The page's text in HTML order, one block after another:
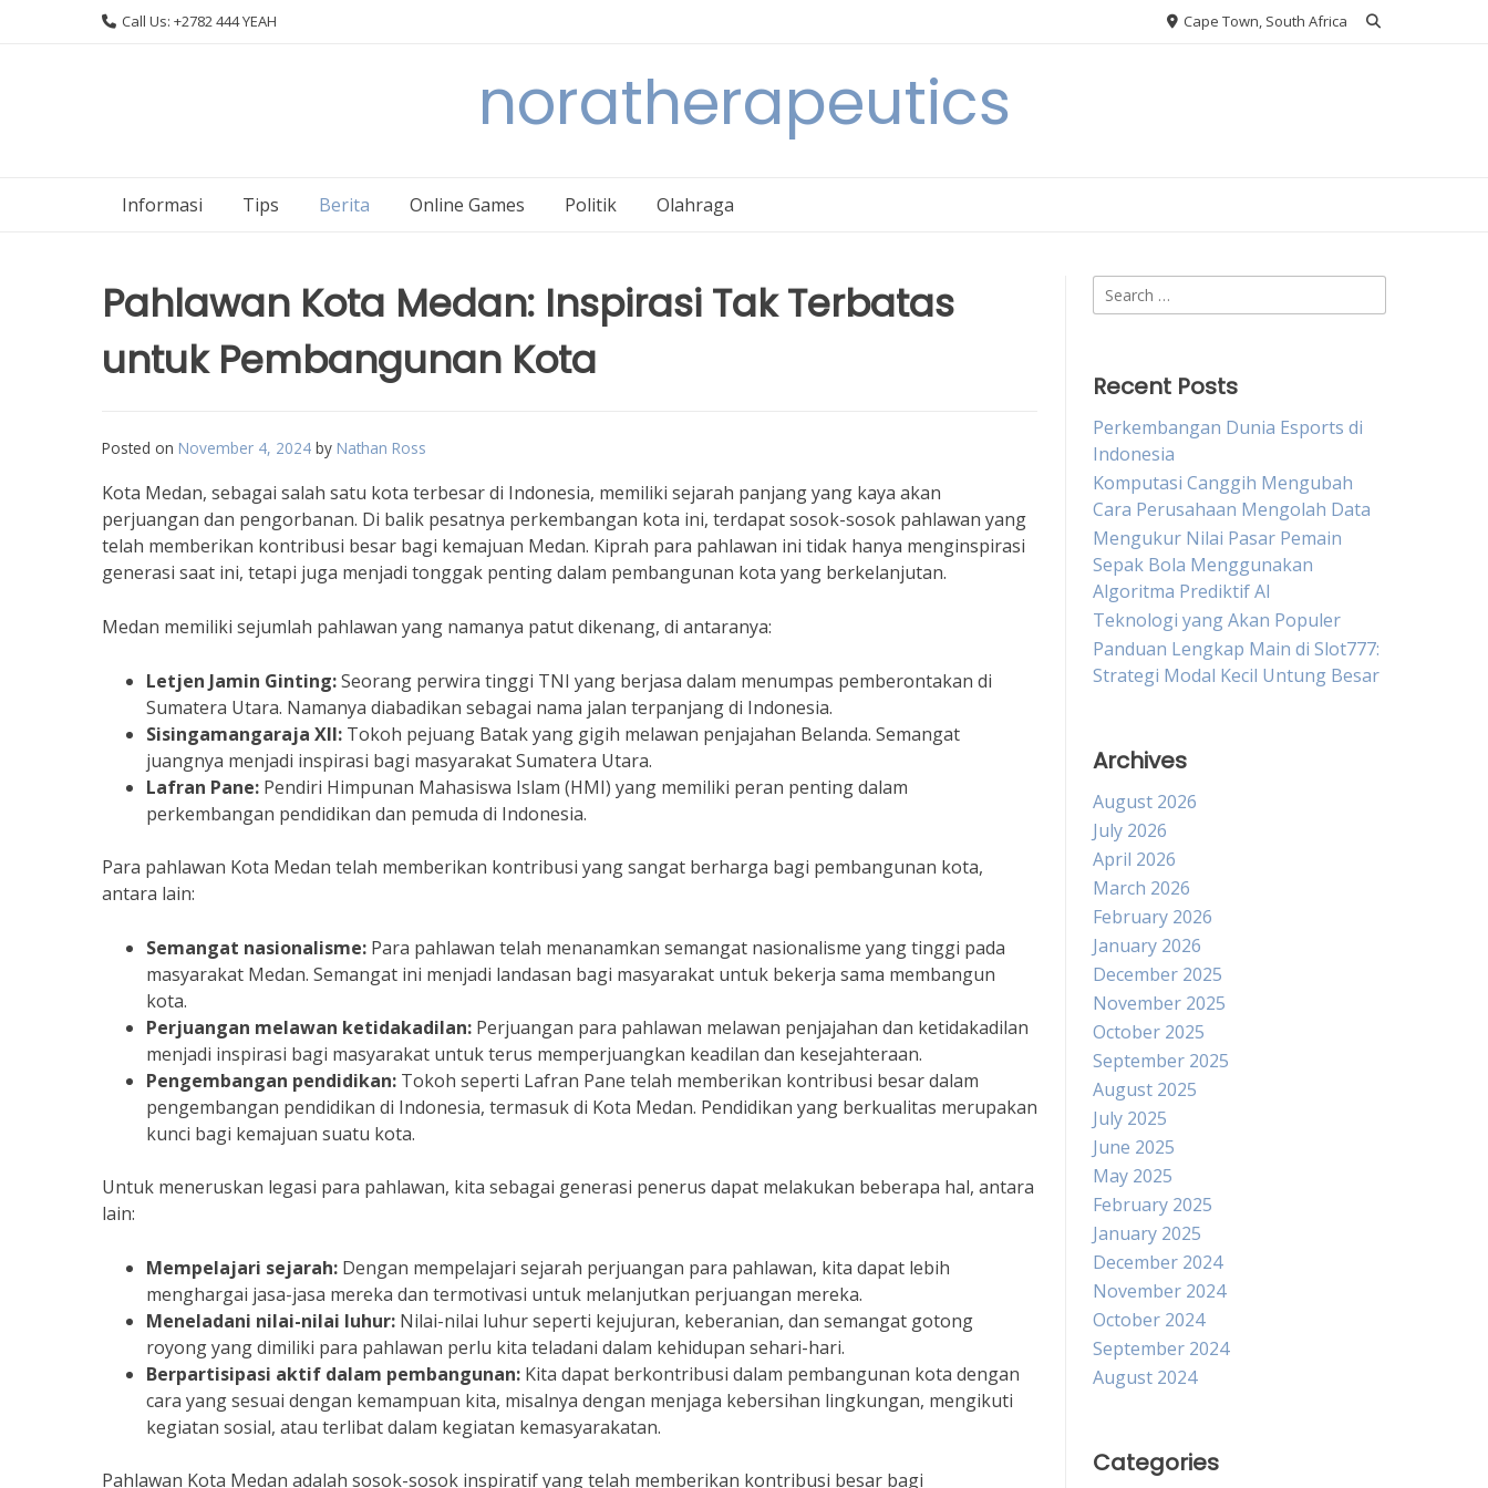
Call Us: +2782 444 YEAH Cape Town, South Africa
noratherapeutics
Informasi Tips Berita Online Games Politik Olahraga
Pahlawan Kota Medan: Inspirasi Tak Terbatas
untuk Pembangunan Kota
Posted on November 4, 2024 by Nathan Ross
Kota Medan, sebagai salah satu kota terbesar di Indonesia, memiliki sejarah panjang yang kaya akan
perjuangan dan pengorbanan. Di balik pesatnya perkembangan kota ini, terdapat sosok-sosok pahlawan yang
telah memberikan kontribusi besar bagi kemajuan Medan. Kiprah para pahlawan ini tidak hanya menginspirasi
generasi saat ini, tetapi juga menjadi tonggak penting dalam pembangunan kota yang berkelanjutan.
Medan memiliki sejumlah pahlawan yang namanya patut dikenang, di antaranya:
Letjen Jamin Ginting:Seorang perwira tinggi TNI yang berjasa dalam menumpas pemberontakan di
Sumatera Utara. Namanya diabadikan sebagai nama jalan terpanjang di Indonesia.
Sisingamangaraja XII: Tokoh pejuang Batak yang gigih melawan penjajahan Belanda. Semangat
juangnya menjadi inspirasi bagi masyarakat Sumatera Utara.
Lafran Pane: Pendiri Himpunan Mahasiswa Islam (HMI) yang memiliki peran penting dalam
perkembangan pendidikan dan pemuda di Indonesia.
Para pahlawan Kota Medan telah memberikan kontribusi yang sangat berharga bagi pembangunan kota,
antara lain:
Semangat nasionalisme: Para pahlawan telah menanamkan semangat nasionalisme yang tinggi pada
masyarakat Medan. Semangat ini menjadi landasan bagi masyarakat untuk bekerja sama membangun
kota.
Perjuangan melawan ketidakadilan: Perjuangan para pahlawan melawan penjajahan dan ketidakadilan
menjadi inspirasi bagi masyarakat untuk terus memperjuangkan keadilan dan kesejahteraan.
Pengembangan pendidikan: Tokoh seperti Lafran Pane telah memberikan kontribusi besar dalam
pengembangan pendidikan di Indonesia, termasuk di Kota Medan. Pendidikan yang berkualitas merupakan
kunci bagi kemajuan suatu kota.
Untuk meneruskan legasi para pahlawan, kita sebagai generasi penerus dapat melakukan beberapa hal, antara
lain:
Mempelajari sejarah: Dengan mempelajari sejarah perjuangan para pahlawan, kita dapat lebih
menghargai jasa-jasa mereka dan termotivasi untuk melanjutkan perjuangan mereka.
Meneladani nilai-nilai luhur: Nilai-nilai luhur seperti kejujuran, keberanian, dan semangat gotong
royong yang dimiliki para pahlawan perlu kita teladani dalam kehidupan sehari-hari.
Berpartisipasi aktif dalam pembangunan: Kita dapat berkontribusi dalam pembangunan kota dengan
cara yang sesuai dengan kemampuan kita, misalnya dengan menjaga kebersihan lingkungan, mengikuti
kegiatan sosial, atau terlibat dalam kegiatan kemasyarakatan.
Pahlawan Kota Medan adalah sosok-sosok inspiratif yang telah memberikan kontribusi besar bagi
Search
for:
Recent Posts
Perkembangan Dunia Esports di
Indonesia
Komputasi Canggih Mengubah
Cara Perusahaan Mengolah Data
Mengukur Nilai Pasar Pemain
Sepak Bola Menggunakan
Algoritma Prediktif AI
Teknologi yang Akan Populer
Panduan Lengkap Main di Slot777:
Strategi Modal Kecil Untung Besar
Archives
August 2026
July 2026
April 2026
March 2026
February 2026
January 2026
December 2025
November 2025
October 2025
September 2025
August 2025
July 2025
June 2025
May 2025
February 2025
January 2025
December 2024
November 2024
October 2024
September 2024
August 2024
Categories